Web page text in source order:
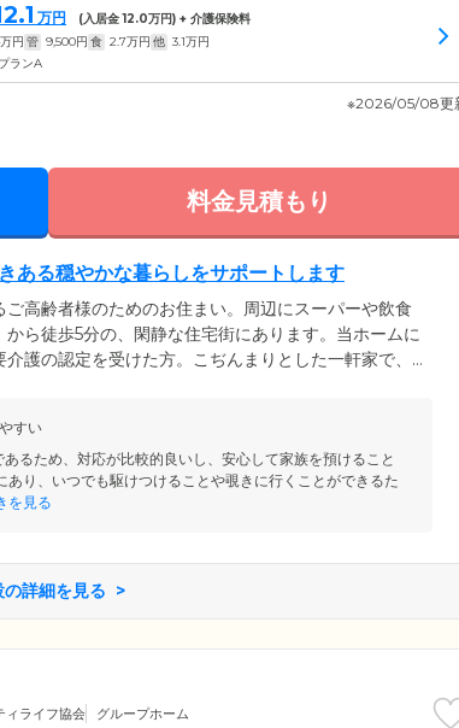
万円 (入居金12.0万円) + 介護保険料
万円 管 9,500円 食 2.7万円 他 3.1万円
ランA
※2026/05/08更
料金見積もり
ある穏やかな暮らしをサポートします
ご高齢者様のためのお住まい。周辺にスーパーや飲食
ら徒歩5分の、閑静な住宅街にあります。当ホームに
護の認定を受けた方。こぢんまりとした一軒家で、
せん。費用面でお悩みの方もぜひ一度ご相談くださ
すい
るため、対応が比較的良いし、安心して家族を預けること
あり、いつでも駆けつけることや覗きに行くことができるた
を見る
の詳細を見る
ィライフ協会 グループホーム